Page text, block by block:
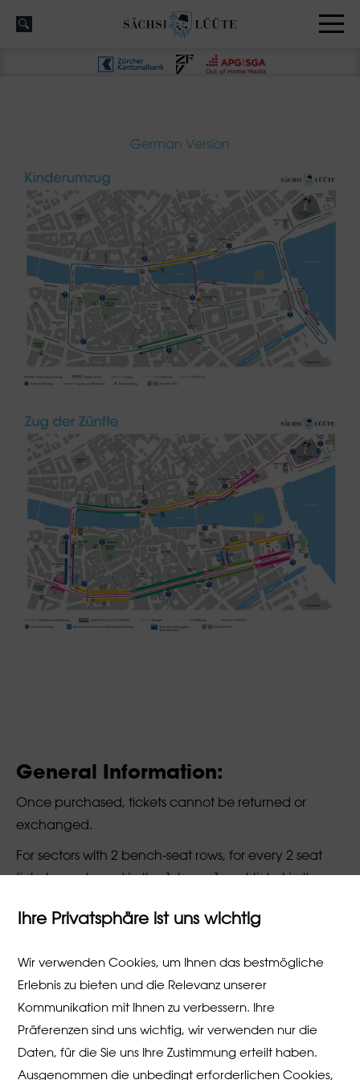
German Version
General Information:
Once purchased, tickets cannot be returned or
exchanged.
For sectors with 2 bench-seat rows, for every 2 seat
tickets purchased in the 1st row, 1 seat ticket in the
The shopping cart is limited.
Children also require a seat.
For seat sales at Zürcher Kantonalbank, no special
seat allocation is available. Zürcher Kantonalbank
cannot provide any information about seat sales.
Seats with sufficient space for wheelchairs can only
Ihre Privatsphäre ist uns wichtig
Wir verwenden Cookies, um Ihnen das bestmögliche
Erlebnis zu bieten und die Relevanz unserer
Kommunikation mit Ihnen zu verbessern. Ihre
Präferenzen sind uns wichtig, wir verwenden nur die
Daten, für die Sie uns Ihre Zustimmung erteilt haben.
Ausgenommen die unbedingt erforderlichen Cookies,